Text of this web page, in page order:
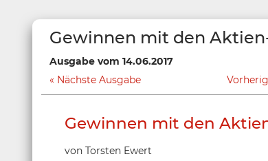
Gewinnen mit den
Ausgabe vom 14.06.2017
Nächste Ausgabe
Gewinnen mit den
von Torsten Ewert